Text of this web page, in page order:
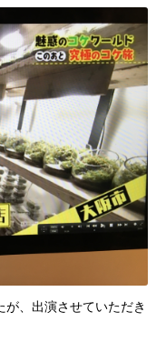
、出演させていただき